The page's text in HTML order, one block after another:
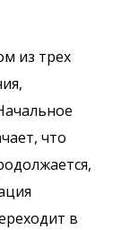
из трех
что
в